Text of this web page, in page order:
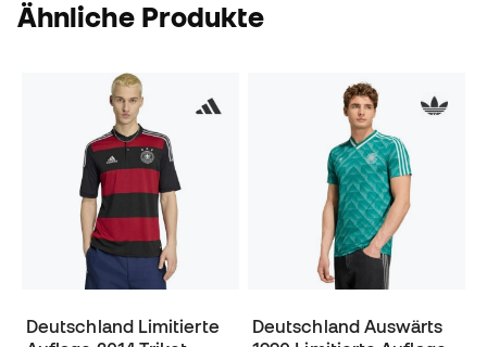
Ähnliche Produkte
Deutschland Limitierte
Deutschland Auswärts